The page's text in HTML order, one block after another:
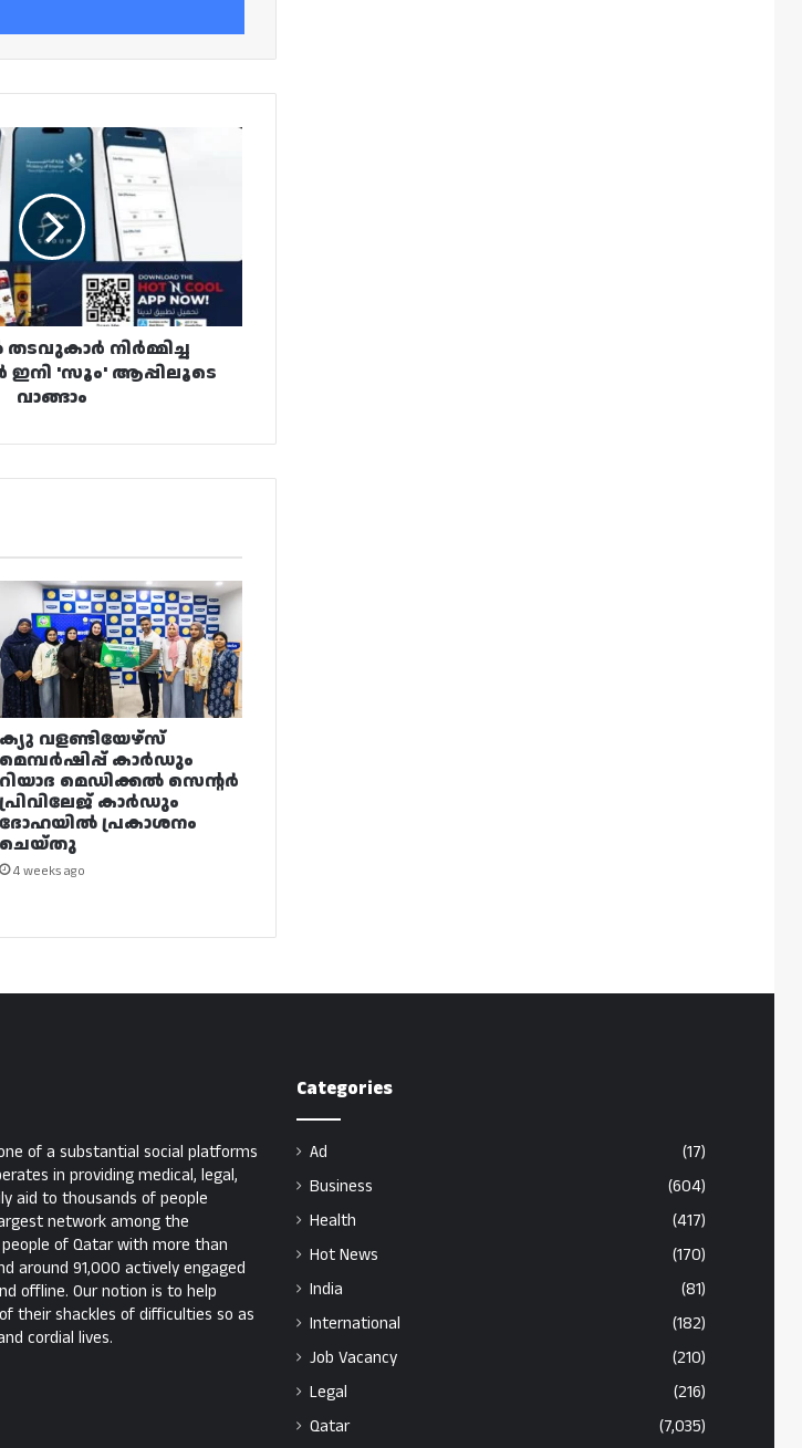
നിർമ്മിച്ച
ഇനി 'സൂം' ആപ്പിലൂടെ
വാങ്ങാം
ക്യു വളണ്ടിയേഴ്‌സ്
മെമ്പർഷിപ്പ് കാർഡും
റിയാദ മെഡിക്കൽ സെന്റർ
പ്രിവിലേജ് കാർഡും
ദോഹയിൽ പ്രകാശനം
ചെയ്തു
4 weeks ago
of a substantial social platforms
in providing medical, legal,
aid to thousands of people
network among the
of Qatar with more than
around 91,000 actively engaged
offline. Our notion is to help
their shackles of difficulties so as
cordial lives.
Categories
Ad
(17)
Business
(604)
Health
(417)
Hot News
(170)
India
(81)
International
(182)
Job Vacancy
(210)
Legal
(216)
Qatar
(7,035)